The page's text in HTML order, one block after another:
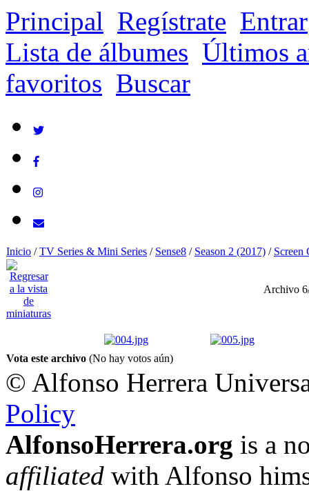
Principal Regístrate Entrar
Lista de álbumes Últimos
favoritos Buscar
Inicio /TV Series & Mini Series / Sense8 / Season 2 (2017) / Screen
Archivo
Vota este archivo (No hay votos aún)
© Alfonso Herrera
Policy
AlfonsoHerrera.org is a
affiliated with Alfonso